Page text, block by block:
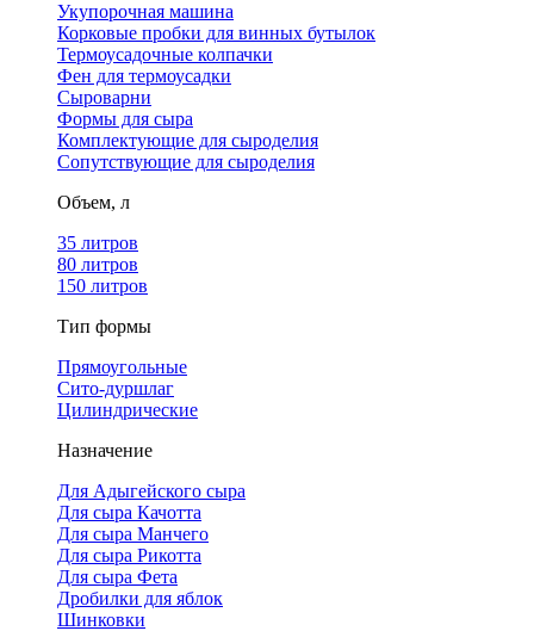
Укупорочная машина
Корковые пробки для винных бутылок
Термоусадочные колпачки
Фен для термоусадки
Сыроварни
Формы для сыра
Комплектующие для сыроделия
Сопутствующие для сыроделия
Объем, л
35 литров
80 литров
150 литров
Тип формы
Прямоугольные
Сито-дуршлаг
Цилиндрические
Назначение
Для Адыгейского сыра
Для сыра Качотта
Для сыра Манчего
Для сыра Рикотта
Для сыра Фета
Дробилки для яблок
Шинковки